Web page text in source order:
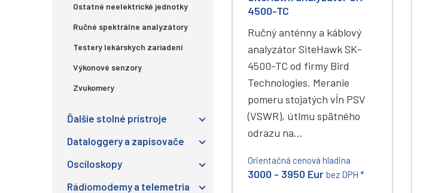
Ostatné neelektrické jednotky
Ručné spektrálne analyzátory
Testery lekárskych zariadení
Výkonové senzory
Zvukomery
Ďalšie stolné prístroje
Dataloggery a zapisovače
Osciloskopy
Rádiomodemy a telemetria
4500-TC
Ručný anténny a káblový
analyzátor SiteHawk SK-
4500-TC od firmy Bird
Technologies. Meranie
pomeru stojatých vĺn PSV
(VSWR), útlmu spätného
odrazu na…
Orientačná cenová hladina
3000 - 3950 Eur bez DPH *